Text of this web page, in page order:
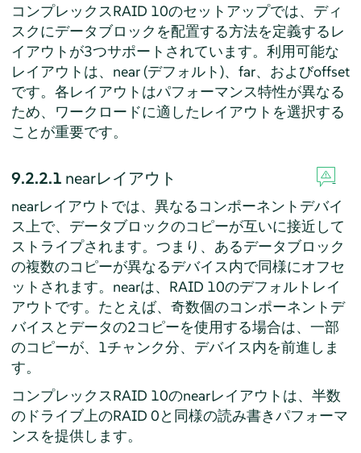
コンプレックスRAID 10のセットアップでは、ディ
スクにデータブロックを配置する方法を定義するレ
イアウトが3つサポートされています。利用可能な
レイアウトは、near (デフォルト)、far、およびoffset
です。各レイアウトはパフォーマンス特性が異なる
ため、ワークロードに適したレイアウトを選択する
ことが重要です。
9.2.2.1 nearレイアウト
nearレイアウトでは、異なるコンポーネントデバイ
ス上で、データブロックのコピーが互いに接近して
ストライプされます。つまり、あるデータブロック
の複数のコピーが異なるデバイス内で同様にオフセ
ットされます。nearは、RAID 10のデフォルトレイ
アウトです。たとえば、奇数個のコンポーネントデ
バイスとデータの2コピーを使用する場合は、一部
のコピーが、1チャンク分、デバイス内を前進しま
す。
コンプレックスRAID 10のnearレイアウトは、半数
のドライブ上のRAID 0と同様の読み書きパフォーマ
ンスを提供します。